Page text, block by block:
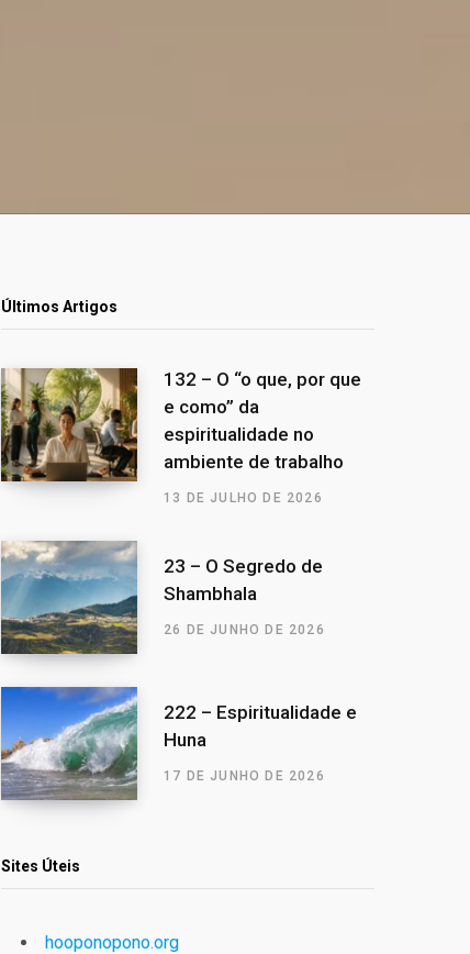
Últimos Artigos
132 – O “o que, por que
e como” da
espiritualidade no
ambiente de trabalho
13 DE JULHO DE 2026
23 – O Segredo de
Shambhala
26 DE JUNHO DE 2026
222 – Espiritualidade e
Huna
17 DE JUNHO DE 2026
Sites Úteis
hooponopono.org